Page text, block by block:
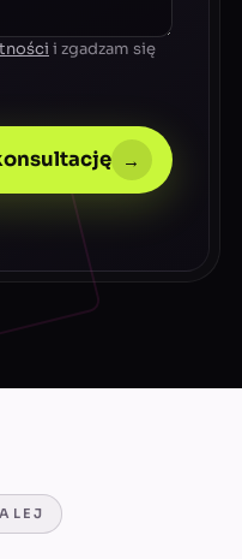
i zgadzam się
→